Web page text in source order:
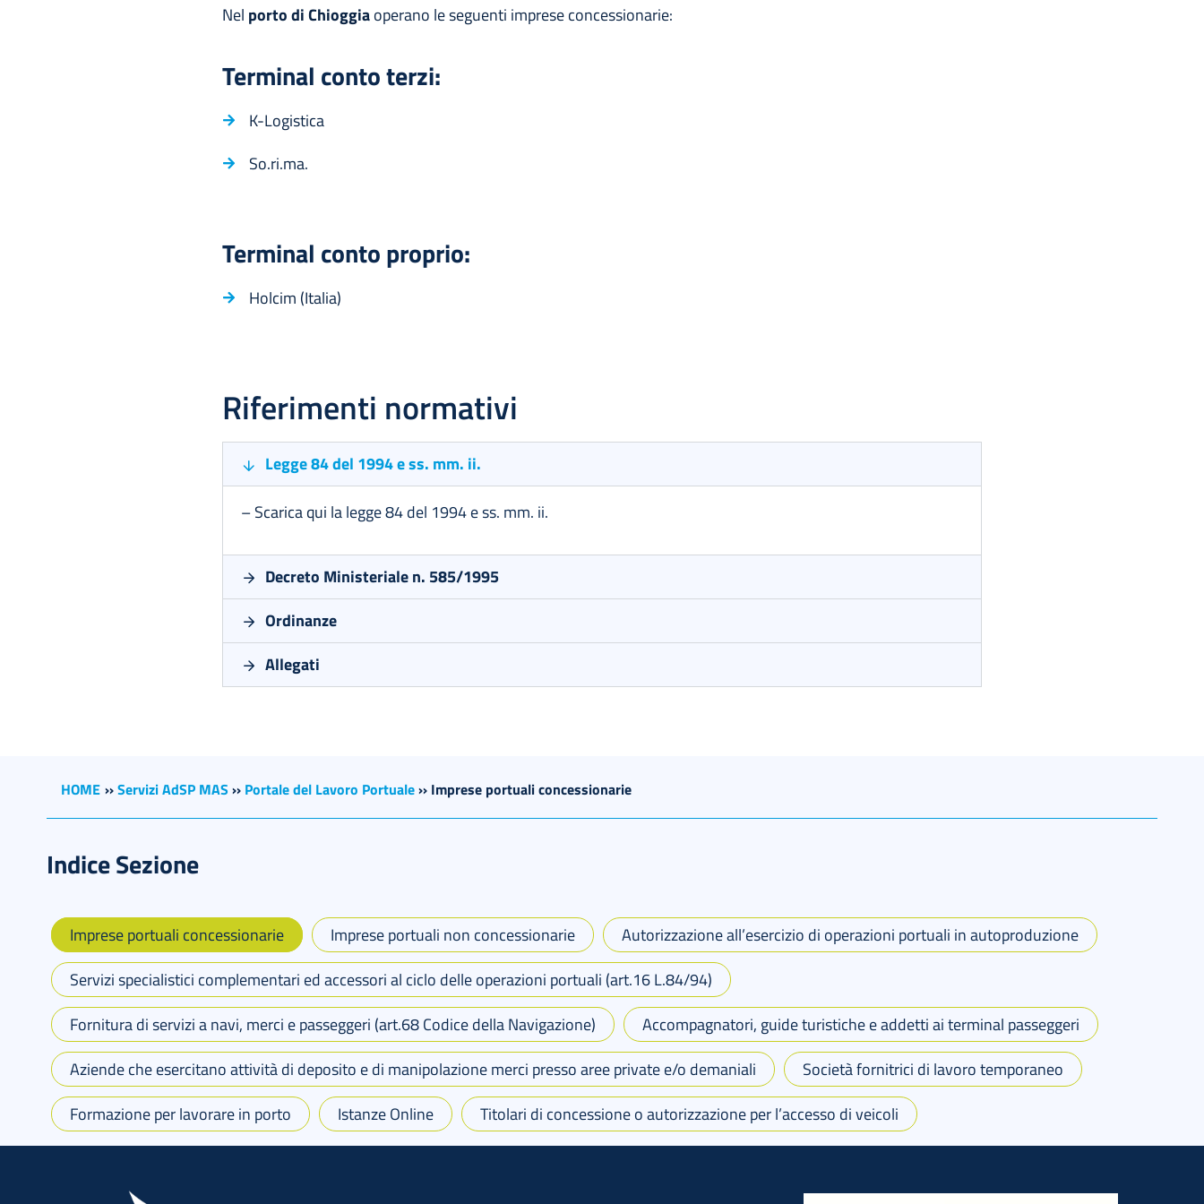
Nel porto di Chioggiaoperano le seguenti imprese concessionarie:
Terminal conto terzi:
K-Logistica
So.ri.ma.
Terminal conto proprio:
Holcim (Italia)
Riferimenti normativi
Legge 84 del 1994 e ss. mm. ii.
– Scarica qui lalegge 84 del 1994 e ss. mm. ii.
Decreto Ministeriale n. 585/1995
Ordinanze
Allegati
HOME ››Servizi AdSP MAS ›› Portale del Lavoro Portuale›› Imprese portuali concessionarie
Indice Sezione
Imprese portuali concessionarie Imprese portuali non concessionarie
Autorizzazione all’esercizio di operazioni portuali in autoproduzione
Servizi specialistici complementari ed accessori al ciclo delle operazioni portuali (art.16 L.84/94)
Fornitura di servizi a navi, merci e passeggeri (art.68 Codice della Navigazione)
Accompagnatori, guide turistiche e addetti ai terminal passeggeri
Aziende che esercitano attività di deposito e di manipolazione merci presso aree private e/o demaniali
Società fornitrici di lavoro temporaneo
Formazione per lavorare in porto
Istanze Online Titolari di concessione o autorizzazione per l’accesso di veicoli